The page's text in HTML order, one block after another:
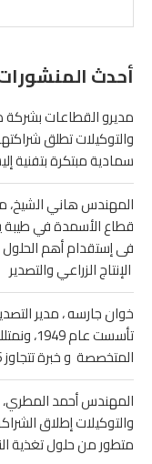
أحدث
مديرو القطاعات بشركة
سمادية مبتكرة بتفنية
المهندس هاني الشيخ،
فى إستقدام أهم الحلول
الإنتاج الزراعي والتصدير
خوان جارسه ، مدير
المتخصصة و خبرة تتجاوز 26 عاماً في تطوير وإنتاج المغذيات الحيوية
المهندس أحمد المطري،
والتوكيلات إطلاق
متطور من حلول تغذية